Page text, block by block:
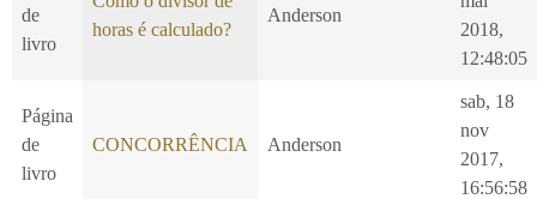
de
livro
horas é calculado?
Anderson
2018,
12:48:05
Página
de
livro
CONCORRÊNCIA Anderson
sab, 18
nov
2017,
16:56:58